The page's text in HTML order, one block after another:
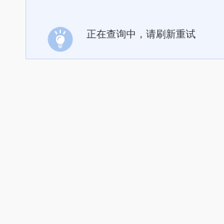
正在查询中，请刷新重试